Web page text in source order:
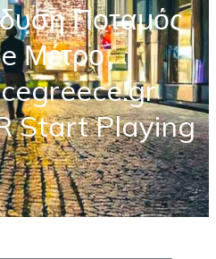
Ποταμός
Μέτρο
Start Playing